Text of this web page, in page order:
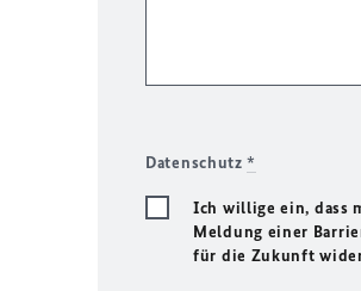
Datenschutz*
Ich willige ein, dass
Meldung einer
für die Zukunft